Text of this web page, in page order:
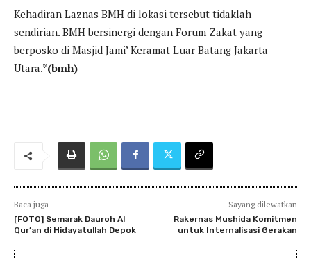
Kehadiran Laznas BMH di lokasi tersebut tidaklah
sendirian. BMH bersinergi dengan Forum Zakat yang
berposko di Masjid Jami’ Keramat Luar Batang Jakarta
Utara.*(bmh)
Baca juga
[FOTO] Semarak Dauroh Al
Qur’an di Hidayatullah Depok
Sayang dilewatkan
Rakernas Mushida Komitmen
untuk Internalisasi Gerakan